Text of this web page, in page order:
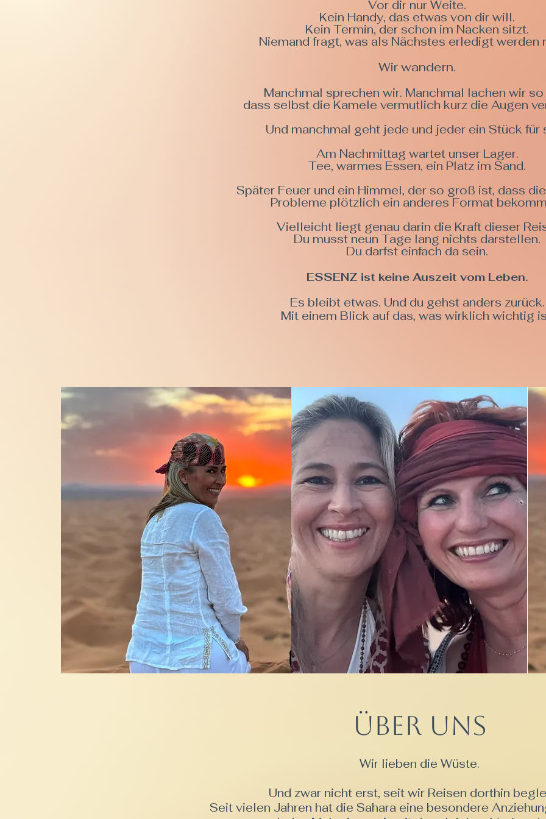
Vor dir nur Weite.
Kein Handy, das etwas von dir will.
Kein Termin, der schon im Nacken sitzt.
Niemand fragt, was als Nächstes erledigt werden
Wir wandern.
Manchmal sprechen wir. Manchmal lachen wir so
dass selbst die Kamele vermutlich kurz die Augen
Und manchmal geht jede und jeder ein Stück für
Am Nachmittag wartet unser Lager.
Tee, warmes Essen, ein Platz im Sand.
Später Feuer und ein Himmel, der so groß ist, dass
Probleme plötzlich ein anderes Format
Vielleicht liegt genau darin die Kraft dieser
Du musst neun Tage lang nichts darstellen.
Du darfst einfach da sein.
ESSENZ ist keine Auszeit vom Leben.
Es bleibt etwas. Und du gehst anders zurück.
Mit einem Blick auf das, was wirklich wichtig
Über uns
Wir lieben die Wüste.
Und zwar nicht erst, seit wir Reisen dorthin
Seit vielen Jahren hat die Sahara eine besondere